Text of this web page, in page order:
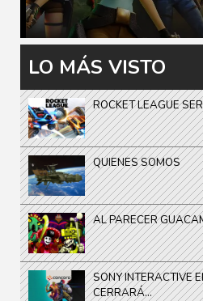
LO MÁS VISTO
ROCKET LEAGUE
QUIENES SOMOS
AL PARECER
SONY INTERACTIVE
CERRARÁ...